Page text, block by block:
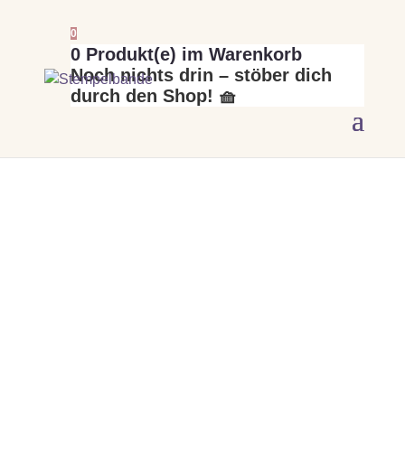
0
0 Produkt(e) im Warenkorb
Noch nichts drin – stöber dich
durch den Shop! 🧺